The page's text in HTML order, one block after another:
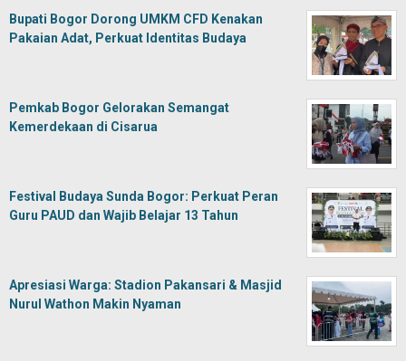
Bupati Bogor Dorong UMKM CFD Kenakan
Pakaian Adat, Perkuat Identitas Budaya
Pemkab Bogor Gelorakan Semangat
Kemerdekaan di Cisarua
Festival Budaya Sunda Bogor: Perkuat Peran
Guru PAUD dan Wajib Belajar 13 Tahun
Apresiasi Warga: Stadion Pakansari & Masjid
Nurul Wathon Makin Nyaman